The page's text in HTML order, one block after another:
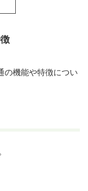
の機能や特徴につい